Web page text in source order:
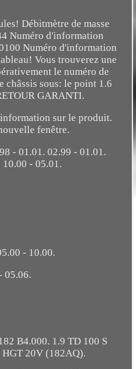
Débitmètre de masse
Numéro d'information
Numéro d'information
Vous trouverez une
le numéro de
châssis sous: le point 1.6
GARANTI.
sur le produit.
fenêtre.
- 01.01. 02.99 - 01.01.
- 05.01.
- 10.00.
05.06.
B4.000. 1.9 TD 100 S
HGT 20V (182AQ).